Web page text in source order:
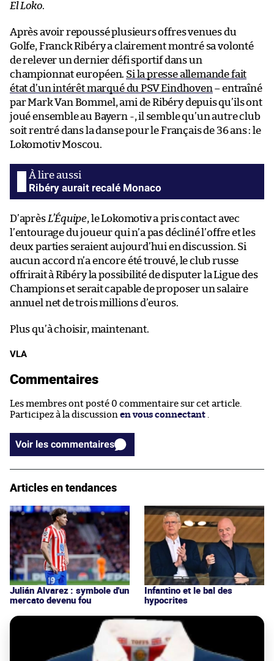
El Loko.
Après avoir repoussé plusieurs offres venues du
Golfe, Franck Ribéry a clairement montré sa volonté
de relever un dernier défi sportif dans un
championnat européen. Si la presse allemande fait
état d’un intérêt marqué du PSV Eindhoven – entraîné
par Mark Van Bommel, ami de Ribéry depuis qu’ils ont
joué ensemble au Bayern -, il semble qu’un autre club
soit rentré dans la danse pour le Français de 36 ans : le
Lokomotiv Moscou.
Ribéry aurait recalé Monaco
D’après L’Équipe, le Lokomotiv a pris contact avec
l’entourage du joueur qui n’a pas décliné l’offre et les
deux parties seraient aujourd’hui en discussion. Si
aucun accord n’a encore été trouvé, le club russe
offrirait à Ribéry la possibilité de disputer la Ligue des
Champions et serait capable de proposer un salaire
annuel net de trois millions d’euros.
Plus qu’à choisir, maintenant.
VLA
Commentaires
Les membres ont posté 0 commentaire sur cet article.
Participez à la discussion en vous connectant
Voir les commentaires
Articles en tendances
Julián Alvarez : symbole d'un
mercato devenu fou
Infantino et le bal des
hypocrites